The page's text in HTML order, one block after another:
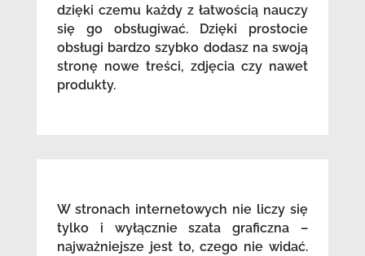
dzięki czemu każdy z łatwością nauczy
się go obsługiwać. Dzięki prostocie
obsługi bardzo szybko dodasz na swoją
stronę nowe treści, zdjęcia czy nawet
produkty.
W stronach internetowych nie liczy się
tylko i wyłącznie szata graficzna –
najważniejsze jest to, czego nie widać.